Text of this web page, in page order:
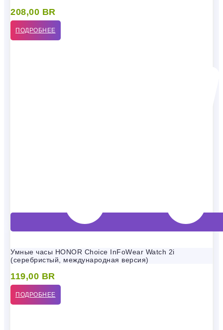
208,00 BR
ПОДРОБНЕЕ
Умные часы HONOR Choice InFoWear Watch 2i
(серебристый, международная версия)
119,00 BR
ПОДРОБНЕЕ